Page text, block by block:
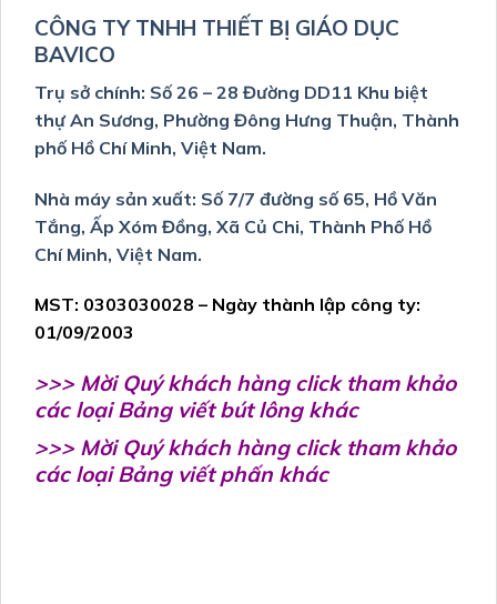
CÔNG TY TNHH THIẾT BỊ GIÁO DỤC
BAVICO
Trụ sở chính: Số 26 – 28 Đường DD11 Khu biệt
thự An Sương, Phường Đông Hưng Thuận, Thành
phố Hồ Chí Minh, Việt Nam.
Nhà máy sản xuất: Số 7/7 đường số 65, Hồ Văn
Tắng, Ấp Xóm Đồng, Xã Củ Chi, Thành Phố Hồ
Chí Minh, Việt Nam.
MST: 0303030028 – Ngày thành lập công ty:
01/09/2003
>>> Mời Quý khách hàng click tham khảo
các loại Bảng viết bút lông khác
>>> Mời Quý khách hàng click tham khảo
các loại Bảng viết phấn khác